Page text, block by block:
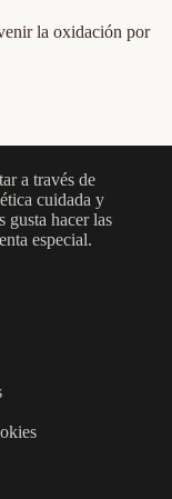
la oxidación por
a través de
cuidada y
gusta hacer las
especial.